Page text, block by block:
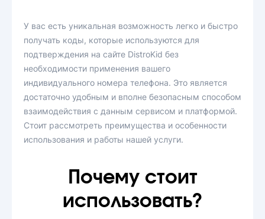
У вас есть уникальная возможность легко и быстро
получать коды, которые используются для
подтверждения на сайте DistroKid без
необходимости применения вашего
индивидуального номера телефона. Это является
достаточно удобным и вполне безопасным способом
взаимодействия с данным сервисом и платформой.
Стоит рассмотреть преимущества и особенности
использования и работы нашей услуги.
Почему стоит
использовать?